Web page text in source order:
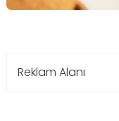
Reklam Alanı